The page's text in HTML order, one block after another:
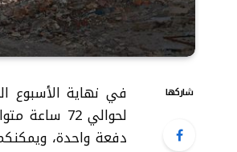
شاركها
لحوالي 72
دفعة واحدة، ويمكنكم الآن مشاهدة